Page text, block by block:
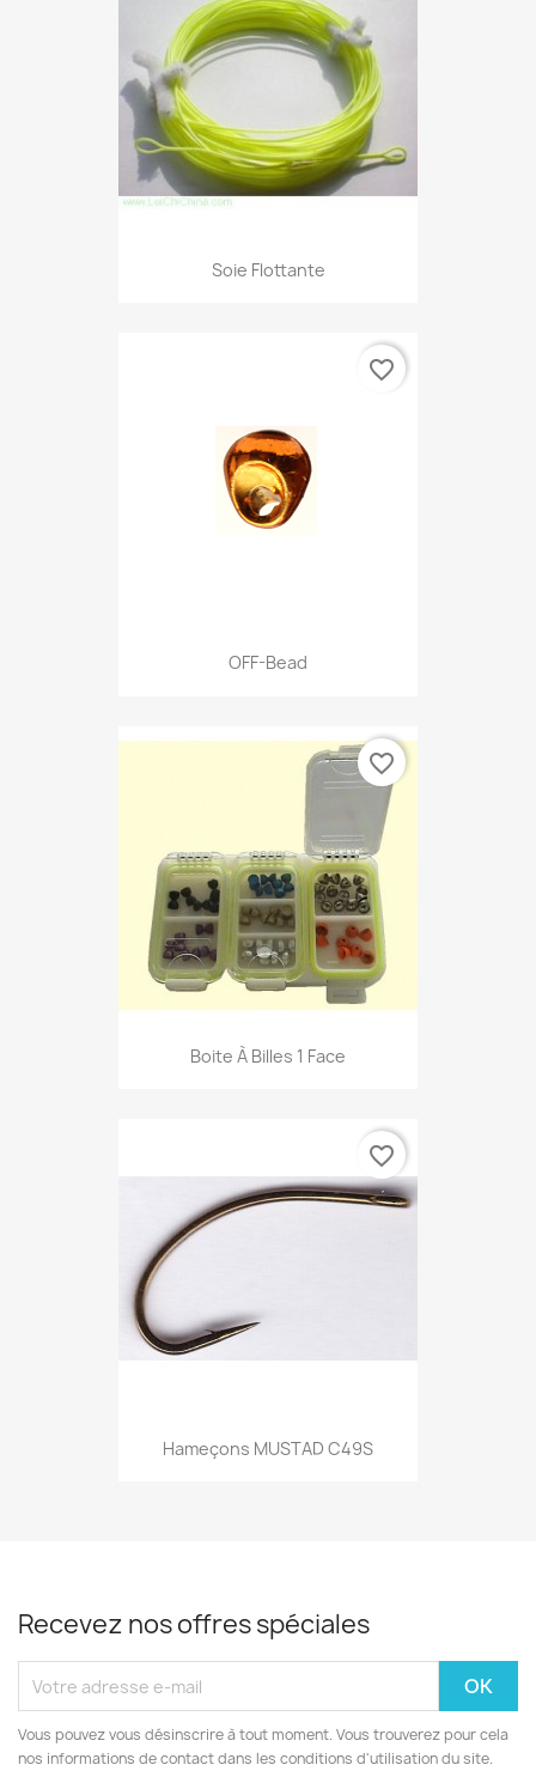
Soie Flottante
OFF-Bead
favorite_border
Boite À Billes 1 Face
favorite_border
Hameçons MUSTAD C49S
favorite_border
Recevez nos offres spéciales
Vous pouvez vous désinscrire à tout moment. Vous trouverez pour cela
nos informations de contact dans les conditions d'utilisation du site.